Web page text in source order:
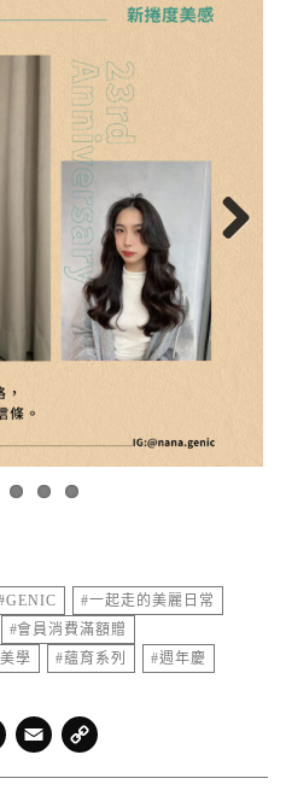
#一起走的美麗日常
#會員消費滿額贈
學 #蘊育系列 #週年慶
Line Email